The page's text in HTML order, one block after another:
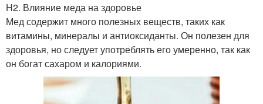
H2. Влияние меда на здоровье
Мед содержит много полезных веществ, таких как
витамины, минералы и антиоксиданты. Он полезен для
здоровья, но следует употреблять его умеренно, так как
он богат сахаром и калориями.